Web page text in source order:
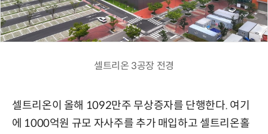
셀트리온 3공장 전경
셀트리온이 올해 1092만주 무상증자를 단행한다. 여기
에 1000억원 규모 자사주를 추가 매입하고 셀트리온홀